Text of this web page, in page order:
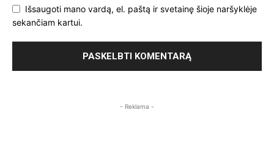
Išsaugoti mano vardą, el. paštą ir svetainę šioje naršyklėje
sekančiam kartui.
- Reklama -